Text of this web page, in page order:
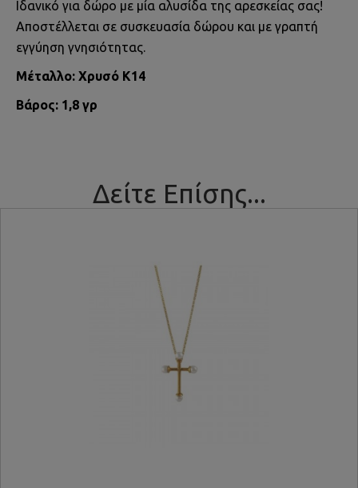
Iδανικό για δώρο με μία αλυσίδα της αρεσκείας σας!
Αποστέλλεται σε συσκευασία δώρου και με γραπτή
εγγύηση γνησιότητας.
Μέταλλο: Χρυσό Κ14
Βάρος: 1,8 γρ
Δείτε Επίσης...